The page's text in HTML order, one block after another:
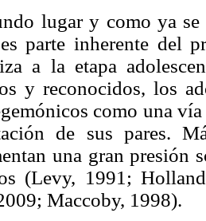
lugar y como ya
parte inherente del
a la etapa
y reconocidos, los
como una
de sus pares.
una gran presión
(Levy, 1991;
Maccoby, 1998).